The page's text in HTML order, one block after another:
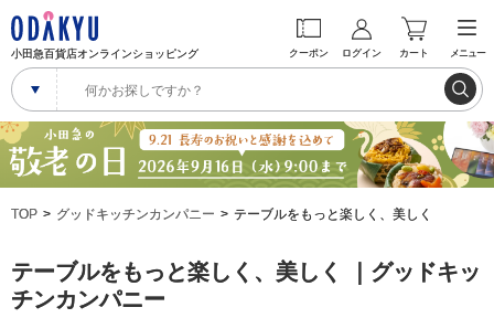
小田急百貨店オンラインショッピング クーポン ログイン カート メニュー
TOP グッドキッチンカンパニー テーブルをもっと楽しく、美しく
テーブルをもっと楽しく、美しく ｜グッドキッ
チンカンパニー